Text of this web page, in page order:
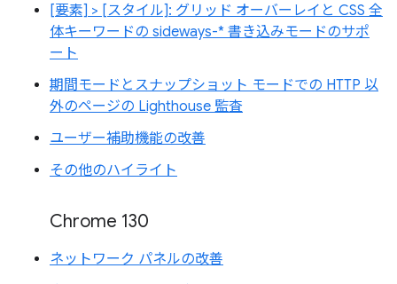
[要素] > [スタイル]: グリッド オーバーレイと CSS 全
体キーワードの sideways-* 書き込みモードのサポ
ート
期間モードとスナップショット モードでの HTTP 以
外のページの Lighthouse 監査
ユーザー補助機能の改善
その他のハイライト
Chrome 130
ネットワーク パネルの改善